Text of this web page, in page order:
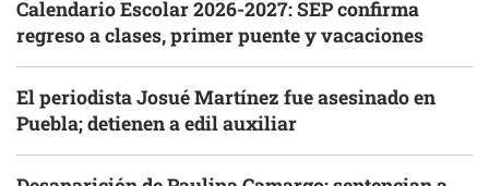
Calendario Escolar 2026-2027: SEP confirma
regreso a clases, primer puente y vacaciones
El periodista Josué Martínez fue asesinado en
Puebla; detienen a edil auxiliar